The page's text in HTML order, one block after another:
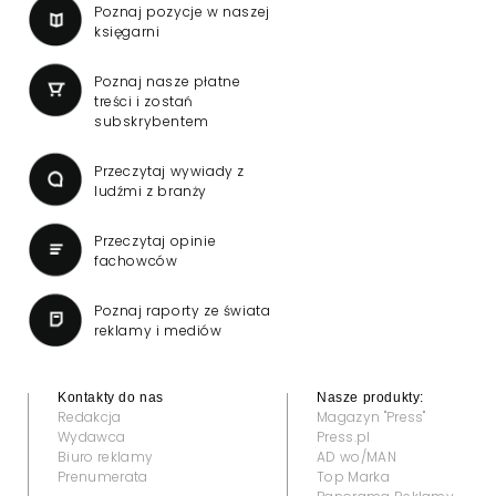
Poznaj pozycje w naszej
księgarni
Poznaj nasze płatne
treści i zostań
subskrybentem
Przeczytaj wywiady z
ludźmi z branży
Przeczytaj opinie
fachowców
Poznaj raporty ze świata
reklamy i mediów
Kontakty do nas
Redakcja
Wydawca
Biuro reklamy
Prenumerata
Nasze produkty:
Magazyn "Press"
Press.pl
AD wo/MAN
Top Marka